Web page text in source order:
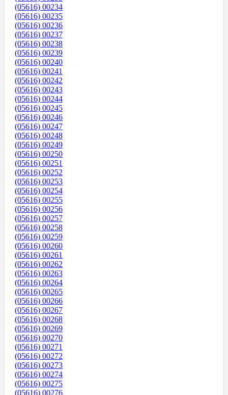
(05616) 00234
(05616) 00235
(05616) 00236
(05616) 00237
(05616) 00238
(05616) 00239
(05616) 00240
(05616) 00241
(05616) 00242
(05616) 00243
(05616) 00244
(05616) 00245
(05616) 00246
(05616) 00247
(05616) 00248
(05616) 00249
(05616) 00250
(05616) 00251
(05616) 00252
(05616) 00253
(05616) 00254
(05616) 00255
(05616) 00256
(05616) 00257
(05616) 00258
(05616) 00259
(05616) 00260
(05616) 00261
(05616) 00262
(05616) 00263
(05616) 00264
(05616) 00265
(05616) 00266
(05616) 00267
(05616) 00268
(05616) 00269
(05616) 00270
(05616) 00271
(05616) 00272
(05616) 00273
(05616) 00274
(05616) 00275
(05616) 00276